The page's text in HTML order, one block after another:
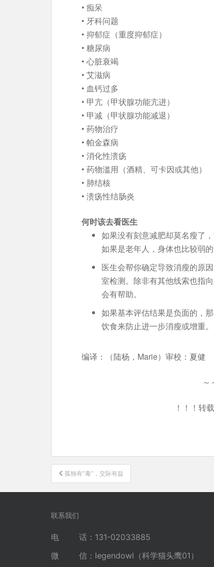
• 痴呆
• 牙科问题
• 抑郁症（重度抑郁症）
• 糖尿病
• 心脏衰竭
• 艾滋病
• 血钙过多
• 甲亢（甲状腺功能亢进）
• 甲减（甲状腺功能减退）
• 药物治疗
• 帕金森病
• 消化性溃疡
• 药物滥用（酒精、可卡因或其他）
• 肺结核
• 溃疡性结肠炎
何时该去看医生
如果没有刻意减肥却莫名瘦了
如果是老年人，身体也比较弱
医生会帮你确定导致消瘦的原
室检测。除非有其他线索也指
会有帮助。
如果基本评估结果是负面的，
饮食来防止进一步消瘦或增重。
编译：（陆杨，Marie）审校：夏健
～
！！！转
文
章
导
孤独有“毒”，交际有益
联系我们
电 话：131-02033885
微 信：legendowl（科学猫头鹰01）